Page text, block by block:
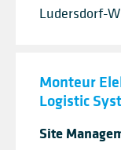
Ludersdorf-
Monteur
Logistic
Site